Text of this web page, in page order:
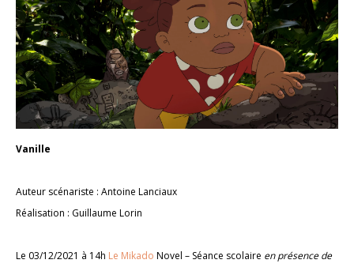
Vanille
Auteur scénariste : Antoine Lanciaux
Réalisation : Guillaume Lorin
Le 03/12/2021 à 14h Le Mikado Novel – Séance scolaire en présence de